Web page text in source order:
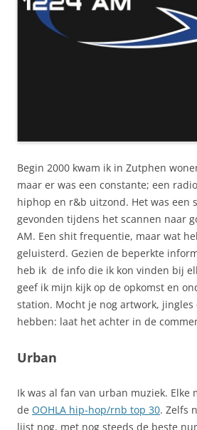
Begin 2000 kwam ik in Zutphen
maar er was een constante; een
hiphop en r&b uitzond. Het was een
gevonden tijdens het scannen naar
AM. Een shit frequentie, maar wat
geluisterd. Gezien de beperkte
heb ik de info die ik kon vinden bij
geef ik mijn kijk op de opkomst en
station. Mocht je nog artwork,
hebben: laat het achter in de
Urban
Ik was al fan van urban muziek. Elke
de OOHLA hip-hop/rnb top 30. Zelfs
lijst nog, met nog steeds de beste